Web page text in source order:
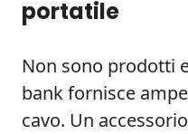
portatile
Non sono prodotti
bank fornisce
cavo. Un